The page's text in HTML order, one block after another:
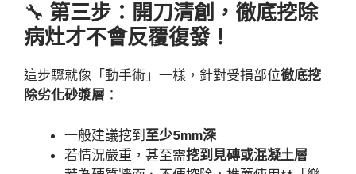
🔧 第三步：開刀清創，徹底挖除
病灶才不會反覆復發！
這步驟就像「動手術」一樣，針對受損部位徹底挖
除劣化砂漿層 ：
一般建議挖到 至少5mm深
若情況嚴重，甚至需挖到見磚或混凝土層